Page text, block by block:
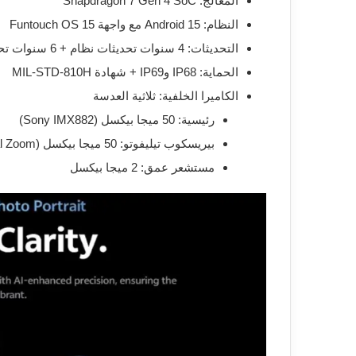
النظام: Android 15 مع واجهة Funtouch OS 15
التحديثات: 4 سنوات تحديثات نظام + 6 سنوات تحديثات أمنية
الحماية: IP68 وIP69 + شهادة MIL-STD-810H
الكاميرا الخلفية: ثلاثية العدسة
رئيسية: 50 ميجا بيكسل (Sony IMX882)
بيريسكوب تيليفوتو: 50 ميجا بيكسل (3x Optical Zoom)
مستشعر عمق: 2 ميجا بيكسل